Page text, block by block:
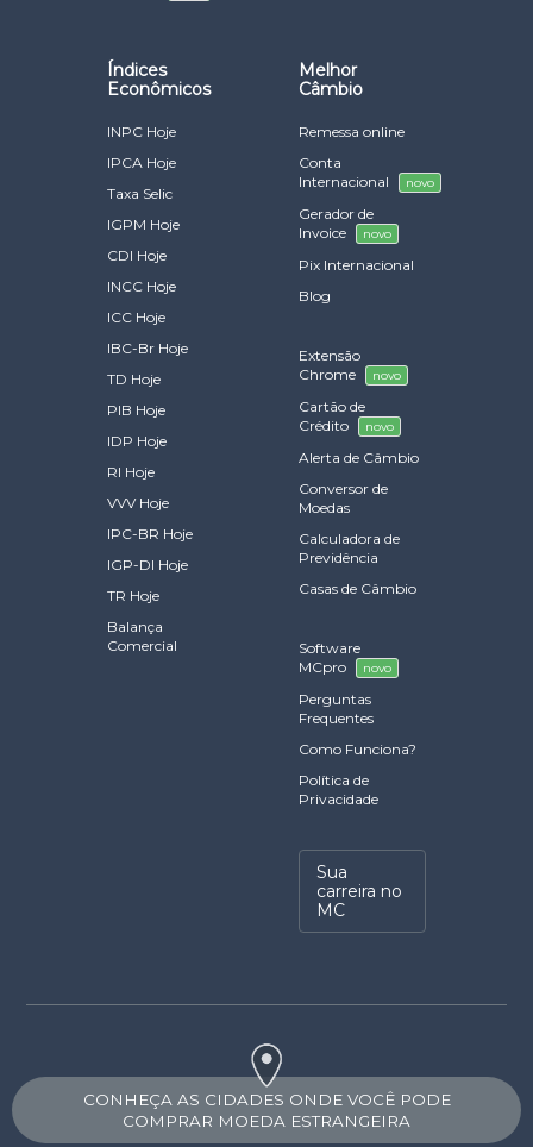
Índices
Econômicos
INPC Hoje
IPCA Hoje
Taxa Selic
IGPM Hoje
CDI Hoje
INCC Hoje
ICC Hoje
IBC-Br Hoje
TD Hoje
PIB Hoje
IDP Hoje
RI Hoje
VVV Hoje
IPC-BR Hoje
IGP-DI Hoje
TR Hoje
Balança
Comercial
Melhor
Câmbio
Remessa online
Conta
Internacional
novo
Gerador de
Invoice
novo
Pix Internacional
Blog
Extensão
Chrome
novo
Cartão de
Crédito
novo
Alerta de Câmbio
Conversor de
Moedas
Calculadora de
Previdência
Casas de Câmbio
Software
MCpro
novo
Perguntas
Frequentes
Como Funciona?
Política de
Privacidade
Sua
carreira no
MC
CONHEÇA AS CIDADES ONDE VOCÊ PODE
COMPRAR MOEDA ESTRANGEIRA